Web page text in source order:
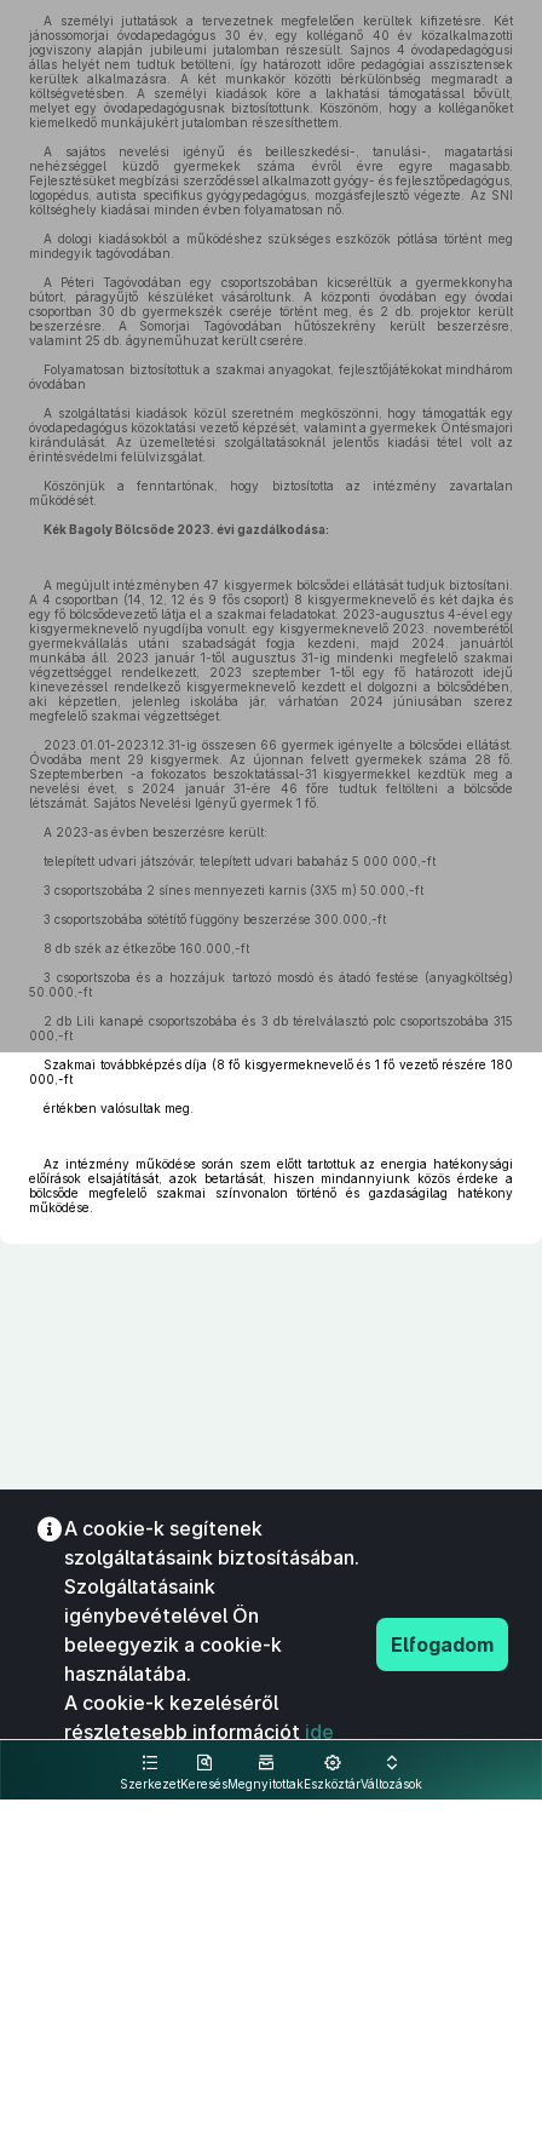
A személyi juttatások a tervezetnek megfelelően kerültek kifizetésre. Két
jánossomorjai óvodapedagógus 30 év, egy kolléganő 40 év közalkalmazotti
jogviszony alapján jubileumi jutalomban részesült. Sajnos 4 óvodapedagógusi
állas helyét nem tudtuk betölteni, így határozott időre pedagógiai asszisztensek
kerültek alkalmazásra. A két munkakör közötti bérkülönbség megmaradt a
költségvetésben. A személyi kiadások köre a lakhatási támogatással bővült,
melyet egy óvodapedagógusnak biztosítottunk. Köszönöm, hogy a kolléganőket
kiemelkedő munkájukért jutalomban részesíthettem.
A sajátos nevelési igényű és beilleszkedési-, tanulási-, magatartási
nehézséggel küzdő gyermekek száma évről évre egyre magasabb.
Fejlesztésüket megbízási szerződéssel alkalmazott gyógy- és fejlesztőpedagógus,
logopédus, autista specifikus gyógypedagógus, mozgásfejlesztő végezte. Az SNI
költséghely kiadásai minden évben folyamatosan nő.
A dologi kiadásokból a működéshez szükséges eszközök pótlása történt meg
mindegyik tagóvodában.
A Péteri Tagóvodában egy csoportszobában kicseréltük a gyermekkonyha
bútort, páragyűjtő készüléket vásároltunk. A központi óvodában egy óvodai
csoportban 30 db gyermekszék cseréje történt meg, és 2 db. projektor került
beszerzésre. A Somorjai Tagóvodában hűtószekrény került beszerzésre,
valamint 25 db. ágyneműhuzat került cserére.
Folyamatosan biztosítottuk a szakmai anyagokat, fejlesztőjátékokat mindhárom
óvodában
A szolgáltatási kiadások közül szeretném megköszönni, hogy támogatták egy
óvodapedagógus közoktatási vezető képzését, valamint a gyermekek Öntésmajori
kirándulását. Az üzemeltetési szolgáltatásoknál jelentős kiadási tétel volt az
érintésvédelmi felülvizsgálat.
Köszönjük a fenntartónak, hogy biztosította az intézmény zavartalan
működését.
Kék Bagoly Bölcsőde 2023. évi gazdálkodása:
A megújult intézményben 47 kisgyermek bölcsődei ellátását tudjuk biztosítani.
A 4 csoportban (14, 12, 12 és 9 fős csoport) 8 kisgyermeknevelő és két dajka és
egy fő bölcsődevezető látja el a szakmai feladatokat. 2023-augusztus 4-ével egy
kisgyermeknevelő nyugdíjba vonult. egy kisgyermeknevelő 2023. novemberétől
gyermekvállalás utáni szabadságát fogja kezdeni, majd 2024. januártól
munkába áll. 2023 január 1-től augusztus 31-ig mindenki megfelelő szakmai
végzettséggel rendelkezett, 2023 szeptember 1-től egy fő határozott idejű
kinevezéssel rendelkező kisgyermeknevelő kezdett el dolgozni a bölcsődében,
aki képzetlen, jelenleg iskolába jár, várhatóan 2024 júniusában szerez
megfelelő szakmai végzettséget.
2023.01.01-2023.12.31-ig összesen 66 gyermek igényelte a bölcsődei ellátást.
Óvodába ment 29 kisgyermek. Az újonnan felvett gyermekek száma 28 fő.
Szeptemberben -a fokozatos beszoktatással-31 kisgyermekkel kezdtük meg a
nevelési évet, s 2024 január 31-ére 46 főre tudtuk feltölteni a bölcsőde
létszámát. Sajátos Nevelési Igényű gyermek 1 fő.
A 2023-as évben beszerzésre került:
telepített udvari játszóvár, telepített udvari babaház 5 000 000,-ft
3 csoportszobába 2 sínes mennyezeti karnis (3X5 m) 50.000,-ft
3 csoportszobába sötétítő függöny beszerzése 300.000,-ft
8 db szék az étkezőbe 160.000,-ft
3 csoportszoba és a hozzájuk tartozó mosdó és átadó festése (anyagköltség)
50.000,-ft
2 db Lili kanapé csoportszobába és 3 db térelválasztó polc csoportszobába 315
000,-ft
Szakmai továbbképzés díja (8 fő kisgyermeknevelő és 1 fő vezető részére 180
000,-ft
értékben valósultak meg.
Az intézmény működése során szem előtt tartottuk az energia hatékonysági
előírások elsajátítását, azok betartását, hiszen mindannyiunk közös érdeke a
bölcsőde megfelelő szakmai színvonalon történő és gazdaságilag hatékony
működése.
SzerkezetKeresésMegnyitottakEszköztárVáltozások
A cookie-k segítenek
szolgáltatásaink biztosításában.
Szolgáltatásaink
igénybevételével Ön
beleegyezik a cookie-k
használatába.
A cookie-k kezeléséről
részletesebb információt ide
kattintva olvashat.
Elfogadom